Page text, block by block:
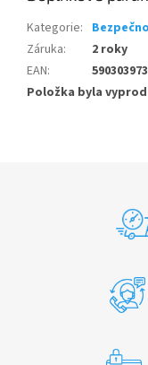
Kategorie:
Záruka:
2 roky
EAN:
Položka byla